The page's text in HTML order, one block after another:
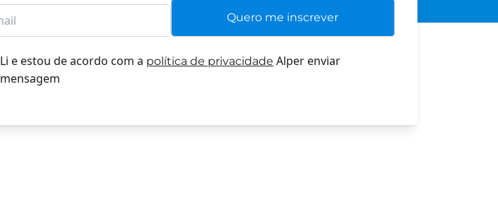
Li e estou de acordo com a política de privacidade Alper enviar
mensagem